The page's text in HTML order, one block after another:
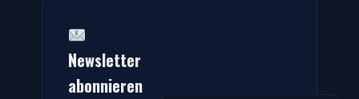
Newsletter
abonnieren